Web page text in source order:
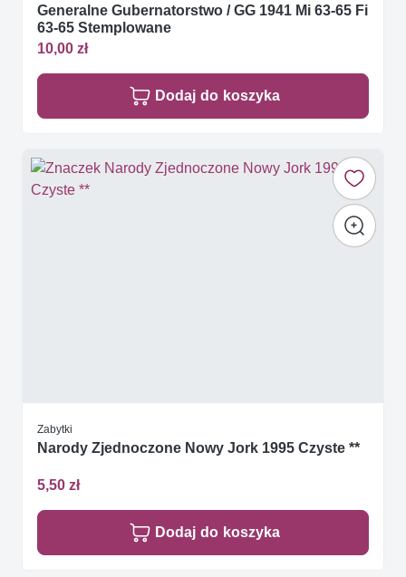
Generalne Gubernatorstwo / GG 1941 Mi 63-65 Fi
63-65 Stemplowane
10,00 zł
Dodaj do koszyka
Zabytki
Narody Zjednoczone Nowy Jork 1995 Czyste **
5,50 zł
Dodaj do koszyka